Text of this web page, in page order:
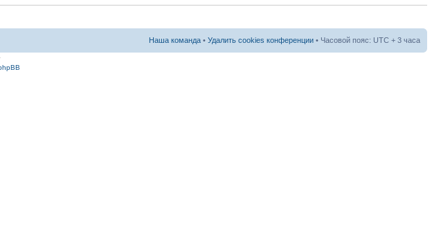
Наша команда • Удалить cookies конференции • Часовой пояс: UTC + 3 часа